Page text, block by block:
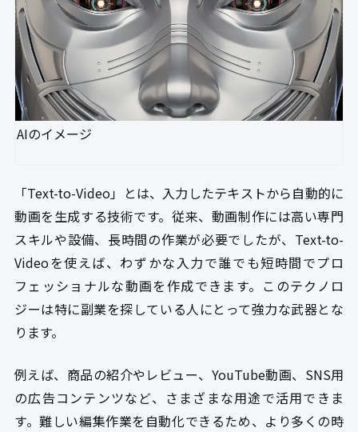
AIのイメージ
「Text-to-Video」とは、入力したテキストから自動的に
動画を生成する技術です。従来、動画制作には高い専門
スキルや設備、長時間の作業が必要でしたが、Text-to-
Videoを使えば、わずかな入力で誰でも短時間でプロ
フェッショナルな動画を作成できます。このテクノロ
ジーは特に副業を探している人にとって強力な武器とな
ります。
例えば、商品の紹介やレビュー、YouTube動画、SNS用
の広告コンテンツなど、さまざまな用途で活用できま
す。難しい編集作業を自動化できるため、より多くの時